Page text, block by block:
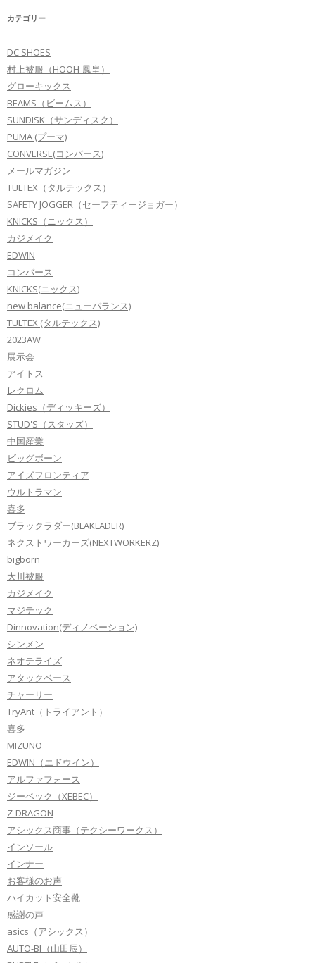
カテゴリー
DC SHOES
村上被服（HOOH-鳳皇）
グローキックス
BEAMS（ビームス）
SUNDISK（サンディスク）
PUMA (プーマ)
CONVERSE(コンバース)
メールマガジン
TULTEX（タルテックス）
SAFETY JOGGER（セーフティージョガー）
KNICKS（ニックス）
カジメイク
EDWIN
コンバース
KNICKS(ニックス)
new balance(ニューバランス)
TULTEX (タルテックス)
2023AW
展示会
アイトス
レクロム
Dickies（ディッキーズ）
STUD'S（スタッズ）
中国産業
ビッグボーン
アイズフロンティア
ウルトラマン
喜多
ブラックラダー(BLAKLADER)
ネクストワーカーズ(NEXTWORKERZ)
bigborn
大川被服
カジメイク
マジテック
Dinnovation(ディノベーション)
シンメン
ネオテライズ
アタックベース
チャーリー
TryAnt（トライアント）
喜多
MIZUNO
EDWIN（エドウイン）
アルファフォース
ジーベック（XEBEC）
Z-DRAGON
アシックス商事（テクシーワークス）
インソール
インナー
お客様のお声
ハイカット安全靴
感謝の声
asics（アシックス）
AUTO-BI（山田辰）